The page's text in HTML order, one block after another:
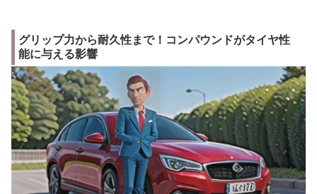
グリップ力から耐久性まで！コンパウンドがタイヤ性
能に与える影響